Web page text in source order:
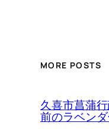
MORE POSTS
久喜市菖蒲
前のラベン